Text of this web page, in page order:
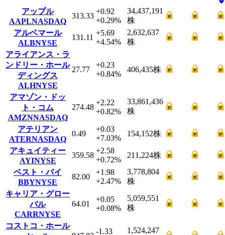
アップル
AAPLNASDAQ
313.33
+0.92
+0.29%
34,437,191
株
アルベマール
ALBNYSE
131.11
+5.69
+4.54%
2,632,637
株
アライアンス・ラ
ンドリー・ホール
ディングス
ALHNYSE
27.77
+0.23
+0.84%
406,435株
アマゾン・ドッ
ト・コム
AMZNNASDAQ
274.48
+2.22
+0.82%
33,861,436
株
アテリアン
ATERNASDAQ
0.49
+0.03
+7.03%
154,152株
アキュイティー
AYINYSE
359.58
+2.58
+0.72%
211,224株
ベスト・バイ
BBYNYSE
82.00
+1.98
+2.47%
3,778,804
株
キャリア・グロー
バル
CARRNYSE
64.01
+0.05
+0.08%
5,059,551
株
コストコ・ホール
-1.33
1,524,247